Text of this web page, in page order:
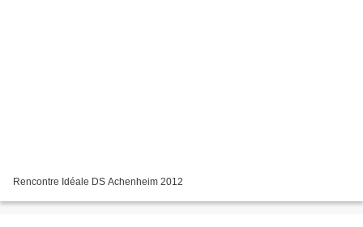
Rencontre Idéale DS Achenheim 2012